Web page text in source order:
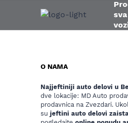
O NAMA
Najjeftiniji auto delovi u
dve lokacije: MD Auto
prodavnica na Zvezdari.
su jeftini auto delovi